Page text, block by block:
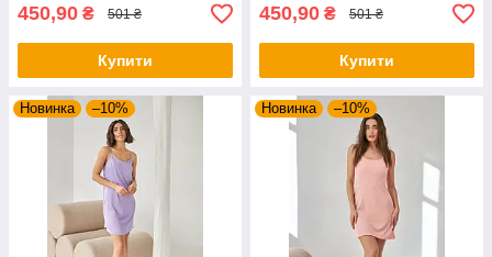
450,90 ₴ 501 ₴
Купити
450,90 ₴ 501 ₴
Купити
Новинка –10% Новинка –10%